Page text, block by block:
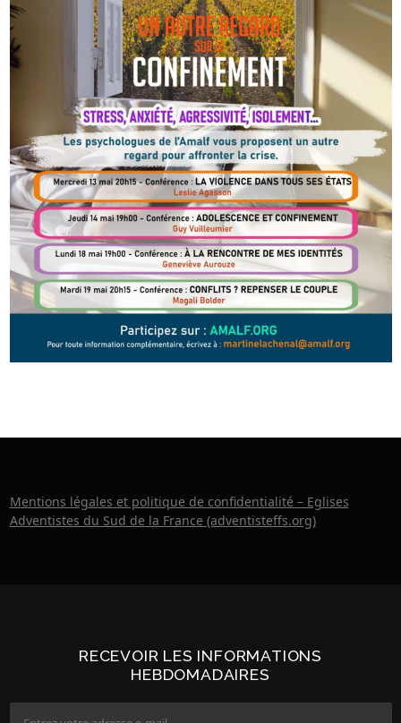
Mentions légales et politique de confidentialité – Eglises
Adventistes du Sud de la France (adventisteffs.org)
RECEVOIR LES INFORMATIONS
HEBDOMADAIRES